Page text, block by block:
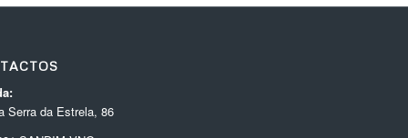
Serra da Estrela, 86